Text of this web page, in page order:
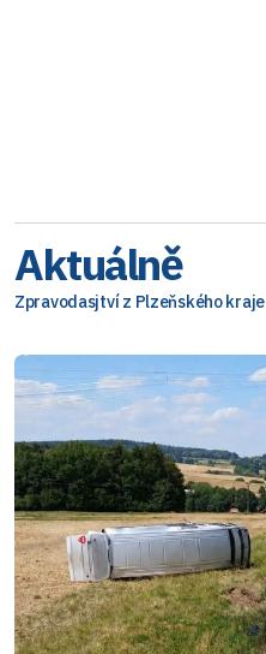
Aktuálně
Zpravodasjtví z Plzeňského kraje